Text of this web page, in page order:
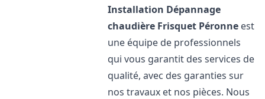
Installation Dépannage
chaudière Frisquet Péronne est
une équipe de professionnels
qui vous garantit des services de
qualité, avec des garanties sur
nos travaux et nos pièces. Nous